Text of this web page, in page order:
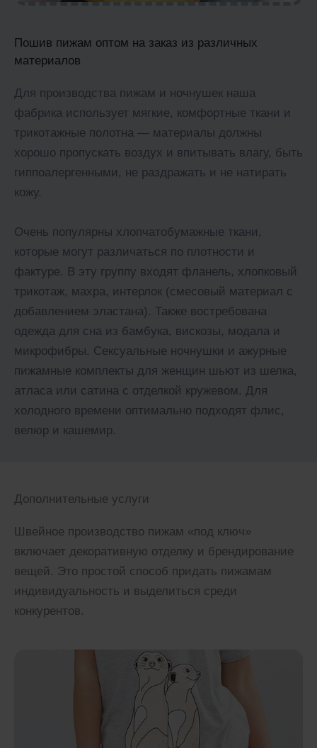
Пошив пижам оптом на заказ из различных
материалов
Для производства пижам и ночнушек наша
фабрика использует мягкие, комфортные ткани и
трикотажные полотна — материалы должны
хорошо пропускать воздух и впитывать влагу, быть
гиппоалергенными, не раздражать и не натирать
кожу.
Очень популярны хлопчатобумажные ткани,
которые могут различаться по плотности и
фактуре. В эту группу входят фланель, хлопковый
трикотаж, махра, интерлок (смесовый материал с
добавлением эластана). Также востребована
одежда для сна из бамбука, вискозы, модала и
микрофибры. Сексуальные ночнушки и ажурные
пижамные комплекты для женщин шьют из шелка,
атласа или сатина с отделкой кружевом. Для
холодного времени оптимально подходят флис,
велюр и кашемир.
Дополнительные услуги
Швейное производство пижам «под ключ»
включает декоративную отделку и брендирование
вещей. Это простой способ придать пижамам
индивидуальность и выделиться среди
конкурентов.